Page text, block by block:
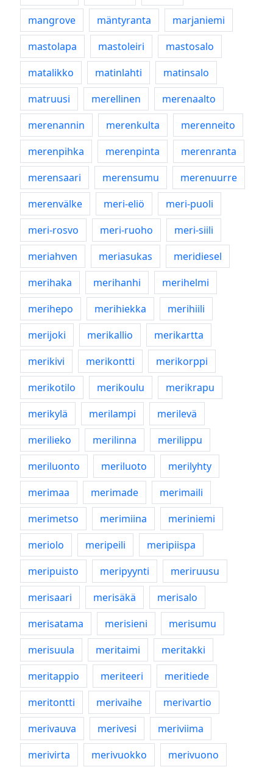
mangrove
mäntyranta
marjaniemi
mastolapa
mastoleiri
mastosalo
matalikko
matinlahti
matinsalo
matruusi
merellinen
merenaalto
merenannin
merenkulta
merenneito
merenpihka
merenpinta
merenranta
merensaari
merensumu
merenuurre
merenvälke
meri-eliö
meri-puoli
meri-rosvo
meri-ruoho
meri-siili
meriahven
meriasukas
meridiesel
merihaka
merihanhi
merihelmi
merihepo
merihiekka
merihiili
merijoki
merikallio
merikartta
merikivi
merikontti
merikorppi
merikotilo
merikoulu
merikrapu
merikylä
merilampi
merilevä
merilieko
merilinna
merilippu
meriluonto
meriluoto
merilyhty
merimaa
merimade
merimaili
merimetso
merimiina
meriniemi
meriolo
meripeili
meripiispa
meripuisto
meripyynti
meriruusu
merisaari
merisäkä
merisalo
merisatama
merisieni
merisumu
merisuula
meritaimi
meritakki
meritappio
meriteeri
meritiede
meritontti
merivaihe
merivartio
merivauva
merivesi
meriviima
merivirta
merivuokko
merivuono